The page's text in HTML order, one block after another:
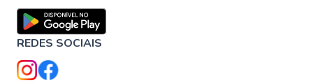
REDES SOCIAIS